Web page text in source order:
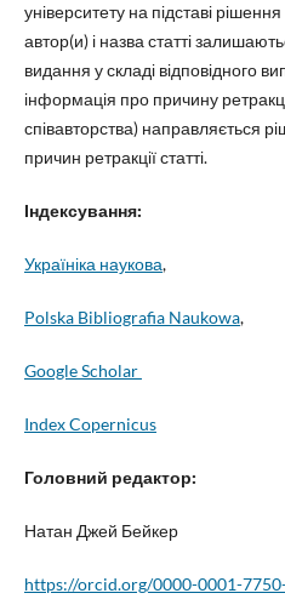
університету на підставі
автор(и) і назва статті
видання у складі відповідного
інформація про причину
співавторства) направляється
причин ретракції статті.
Індексування:
Україніка наукова,
Polska Bibliografia Naukowa,
Google Scholar
Index Copernicus
Головний редактор:
Натан Джей Бейкер
https://orcid.org/0000-0001-